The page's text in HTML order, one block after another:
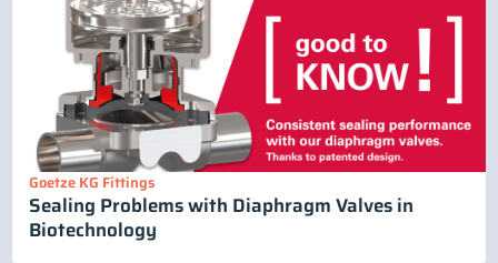
Goetze KG Fittings
Sealing Problems with Diaphragm Valves in
Biotechnology